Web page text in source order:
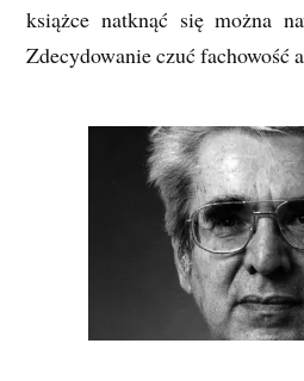
książce natknąć się można
Zdecydowanie czuć fachowość